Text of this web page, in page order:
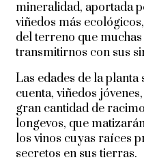
mineralidad, aportada
viñedos más
del terreno que
transmitirnos con sus
Las edades de la
cuenta, viñedos
gran cantidad de
longevos, que
los vinos cuyas raíces
secretos en sus tierras.